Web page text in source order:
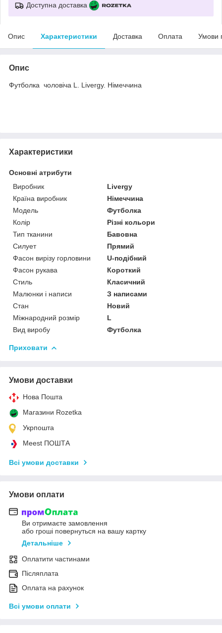
Доступна доставка
Опис Характеристики Доставка Оплата Умови
Опис
Футболка чоловіча L. Livergy. Німеччина
Характеристики
Основні атрибути
Виробник
Livergy
Країна виробник
Німеччина
Модель
Футболка
Колір
Різні кольори
Тип тканини
Бавовна
Силует
Прямий
Фасон вирізу горловини
U-подібний
Фасон рукава
Короткий
Стиль
Класичний
Малюнки і написи
З написами
Стан
Новий
Міжнародний розмір
L
Вид виробу
Футболка
Приховати
Умови доставки
Нова Пошта
Магазини Rozetka
Укрпошта
Meest ПОШТА
Всі умови доставки
Умови оплати
Ви отримаєте замовлення
або гроші повернуться на вашу картку
Детальніше
Оплатити частинами
Післяплата
Оплата на рахунок
Всі умови оплати